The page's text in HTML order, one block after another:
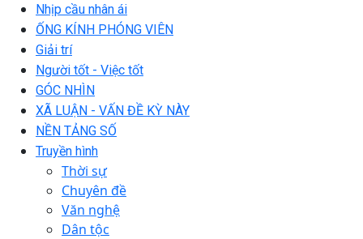
Nhịp cầu nhân ái
ỐNG KÍNH PHÓNG VIÊN
Giải trí
Người tốt - Việc tốt
GÓC NHÌN
XÃ LUẬN - VẤN ĐỀ KỲ NÀY
NỀN TẢNG SỐ
Truyền hình
Thời sự
Chuyên đề
Văn nghệ
Dân tộc